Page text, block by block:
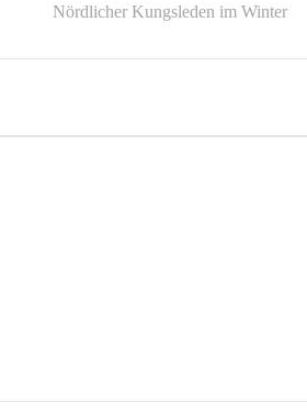
Nördlicher Kungsleden im Winter